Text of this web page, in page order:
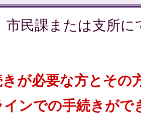
市民課または支所
が必要な方とその
ンでの手続きがで